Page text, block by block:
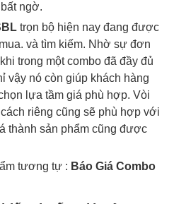
ngờ.
trọn bộ hiện nay đang được
và tìm kiếm. Nhờ sự đơn
trong một combo đã đầy đủ
vậy nó còn giúp khách hàng
lựa tầm giá phù hợp. Vòi
riêng cũng sẽ phù hợp với
thành sản phẩm cũng được
tương tự : Báo Giá Combo